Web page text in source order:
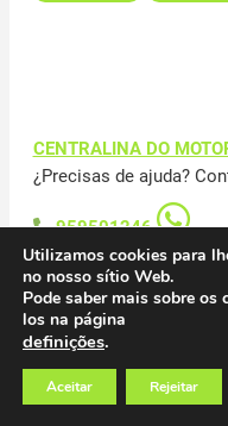
CENTRALINA DO
¿Precisas de ajuda?
959501246
3910607047
Utilizamos cookies para
no nosso sítio Web.
Pode saber mais sobre
los na página
definições.
Aceitar Rejeitar